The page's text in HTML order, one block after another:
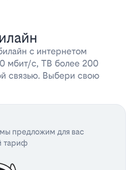
с интернетом
мбит/с, ТВ более 200
связью. Выбери свою
мы предложим для вас
тариф